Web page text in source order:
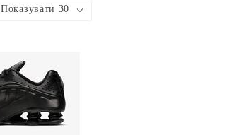
Показувати 30